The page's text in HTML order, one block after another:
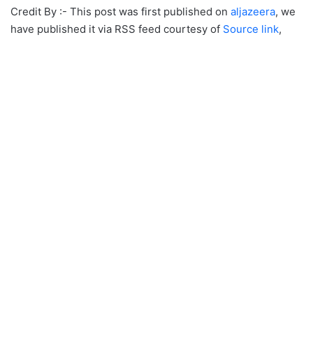
Credit By :- This post was first published on aljazeera, we
have published it via RSS feed courtesy of Source link,